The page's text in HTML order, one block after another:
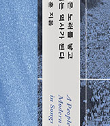
도사